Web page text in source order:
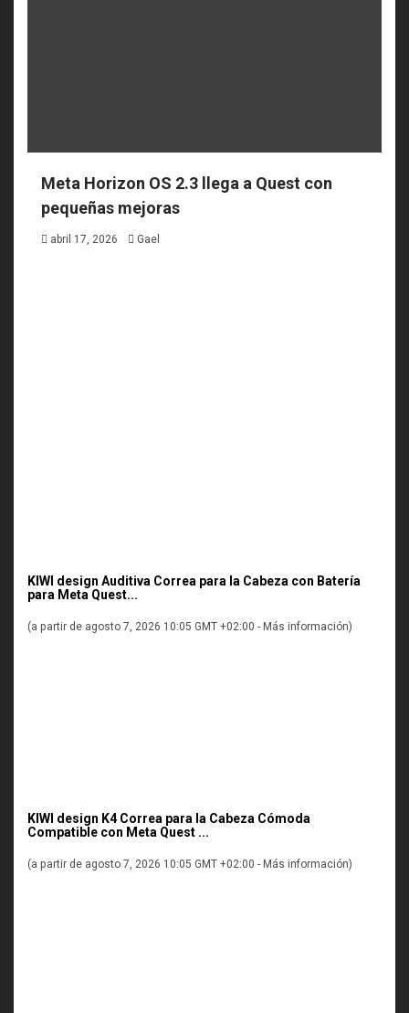
Meta Horizon OS 2.3 llega a Quest con
pequeñas mejoras
abril 17, 2026 Gael
KIWI design Auditiva Correa para la Cabeza con Batería
para Meta Quest...
(a partir de agosto 7, 2026 10:05 GMT +02:00 - Más información)
KIWI design K4 Correa para la Cabeza Cómoda
Compatible con Meta Quest ...
(a partir de agosto 7, 2026 10:05 GMT +02:00 - Más información)